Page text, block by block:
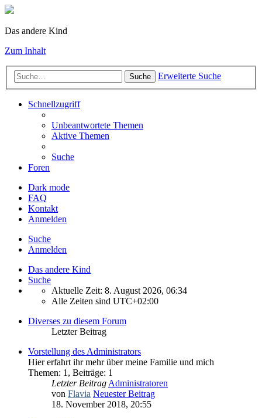
Das andere Kind
Zum Inhalt
Suche Erweiterte Suche
Schnellzugriff
Unbeantwortete Themen
Aktive Themen
Suche
Foren
Dark mode
FAQ
Kontakt
Anmelden
Suche
Anmelden
Das andere Kind
Suche
Aktuelle Zeit: 8. August 2026, 06:34
Alle Zeiten sind UTC+02:00
Diverses zu diesem Forum
Letzter Beitrag
Vorstellung des Administrators
Hier erfahrt ihr mehr über meine Familie und mich
Themen: 1 , Beiträge: 1
Letzter Beitrag Administratoren
von Flavia Neuester Beitrag
18. November 2018, 20:55